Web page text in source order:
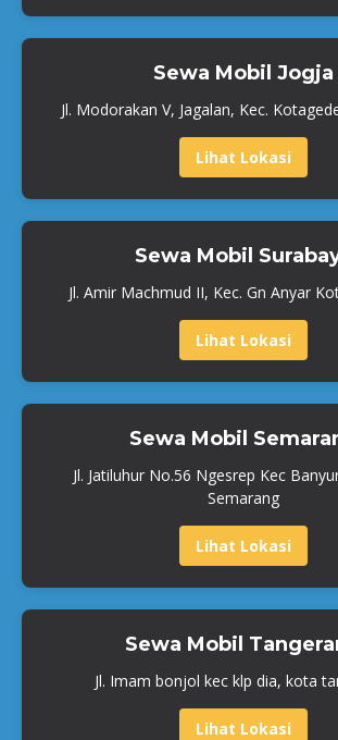
Sewa Mobil Jogja
Jl. Modorakan V, Jagalan, Kec.
Lihat Lokasi
Sewa Mobil
Jl. Amir Machmud II, Kec. Gn Anyar
Lihat Lokasi
Sewa Mobil
Jl. Jatiluhur No.56 Ngesrep Kec
Semarang
Lihat Lokasi
Sewa Mobil
Jl. Imam bonjol kec klp dia, kota
Lihat Lokasi